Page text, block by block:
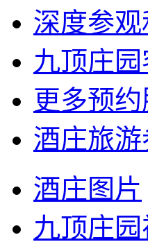
深度参
九顶庄园
更多预
酒庄旅
酒庄图片
九顶庄